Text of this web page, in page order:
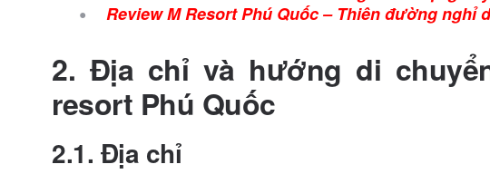
Review M Resort Phú Quốc – Thiên đường nghỉ
2. Địa chỉ và hướng di
resort Phú Quốc
2.1. Địa chỉ